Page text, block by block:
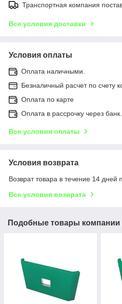
Транспортная компания
Все условия доставки
Условия оплаты
Оплата наличными.
Безналичный расчет по счету
Оплата по карте
Оплата в рассрочку через банк.
Все условия оплаты
Условия возврата
Возврат товара в течение 14 дней
Все условия возврата
Подобные товары компании